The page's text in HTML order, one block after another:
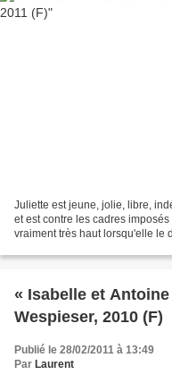
Juliette est jeune, jolie, libre,
et est contre les cadres
vraiment très haut lorsqu'elle le
« Isabelle et
Wespieser, 2010 (F)
Publié le 28/02/2011 à 13:49
Par Laurent